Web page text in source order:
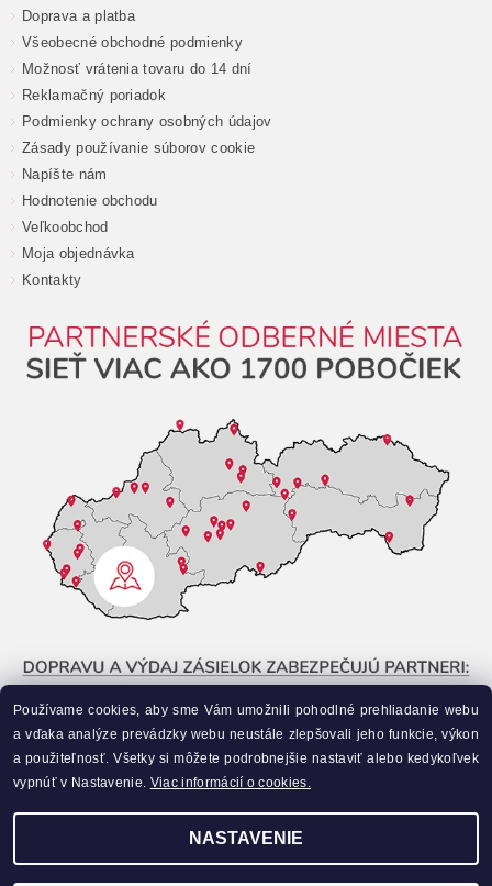
Doprava a platba
Všeobecné obchodné podmienky
Možnosť vrátenia tovaru do 14 dní
Reklamačný poriadok
Podmienky ochrany osobných údajov
Zásady používanie súborov cookie
Napíšte nám
Hodnotenie obchodu
Veľkoobchod
Moja objednávka
Kontakty
Používame cookies, aby sme Vám umožnili pohodlné prehliadanie webu
a vďaka analýze prevádzky webu neustále zlepšovali jeho funkcie, výkon
a použiteľnosť. Všetky si môžete podrobnejšie nastaviť alebo kedykoľvek
vypnúť v Nastavenie. Viac informácií o cookies.
NASTAVENIE